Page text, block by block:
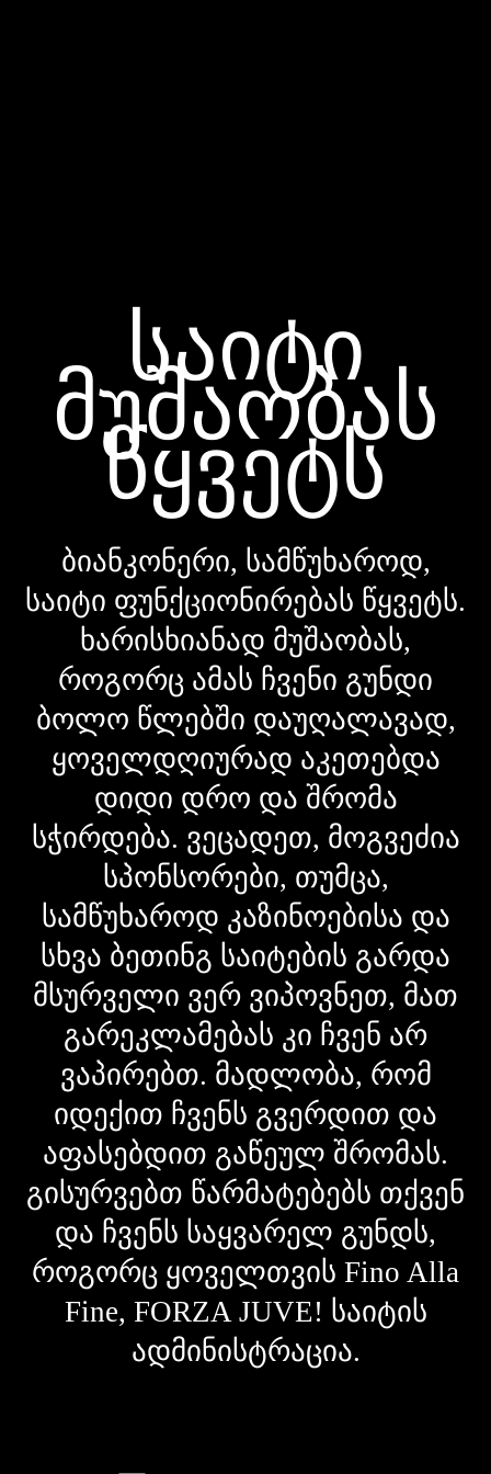
საიტი
მუშაობას
წყვეტს
ბიანკონერი, სამწუხაროდ,
საიტი ფუნქციონირებას წყვეტს.
ხარისხიანად მუშაობას,
როგორც ამას ჩვენი გუნდი
ბოლო წლებში დაუღალავად,
ყოველდღიურად აკეთებდა
დიდი დრო და შრომა
სჭირდება. ვეცადეთ, მოგვეძია
სპონსორები, თუმცა,
სამწუხაროდ კაზინოებისა და
სხვა ბეთინგ საიტების გარდა
მსურველი ვერ ვიპოვნეთ, მათ
გარეკლამებას კი ჩვენ არ
ვაპირებთ. მადლობა, რომ
იდექით ჩვენს გვერდით და
აფასებდით გაწეულ შრომას.
გისურვებთ წარმატებებს თქვენ
და ჩვენს საყვარელ გუნდს,
როგორც ყოველთვის Fino Alla
Fine, FORZA JUVE! საიტის
ადმინისტრაცია.